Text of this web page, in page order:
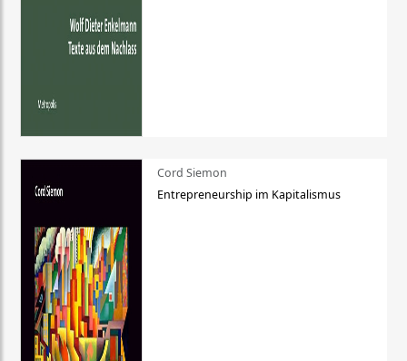
Cord Siemon
Entrepreneurship im Kapitalismus